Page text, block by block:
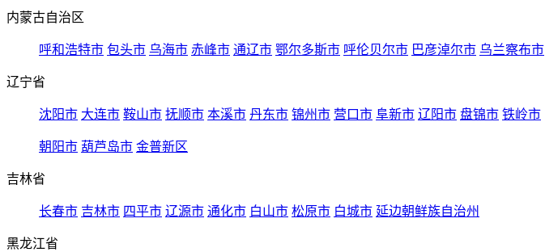
内蒙古自治区
呼和浩特市 包头市 乌海市 赤峰市 通辽市 鄂尔多斯市 呼伦贝尔市 巴彦淖尔市 乌兰察布市
辽宁省
沈阳市 大连市 鞍山市 抚顺市 本溪市 丹东市 锦州市 营口市 阜新市 辽阳市 盘锦市 铁岭市
朝阳市 葫芦岛市 金普新区
吉林省
长春市 吉林市 四平市 辽源市 通化市 白山市 松原市 白城市 延边朝鲜族自治州
黑龙江省